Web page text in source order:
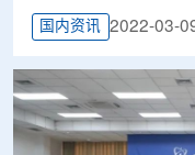
国内资讯 2022-03-